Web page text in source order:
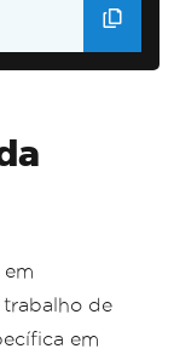
em
de
em